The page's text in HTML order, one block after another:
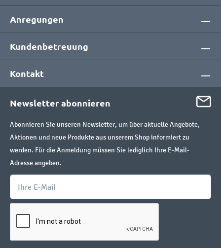
Anregungen
Kundenbetreuung
Kontakt
Newsletter abonnieren
Abonnieren Sie unseren Newsletter, um über aktuelle Angebote,
Aktionen und neue Produkte aus unserem Shop informiert zu
werden. Für die Anmeldung müssen Sie lediglich Ihre E-Mail-
Adresse angeben.